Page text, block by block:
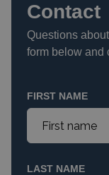
Contact
Questions
form below and
FIRST NAME
LAST NAME